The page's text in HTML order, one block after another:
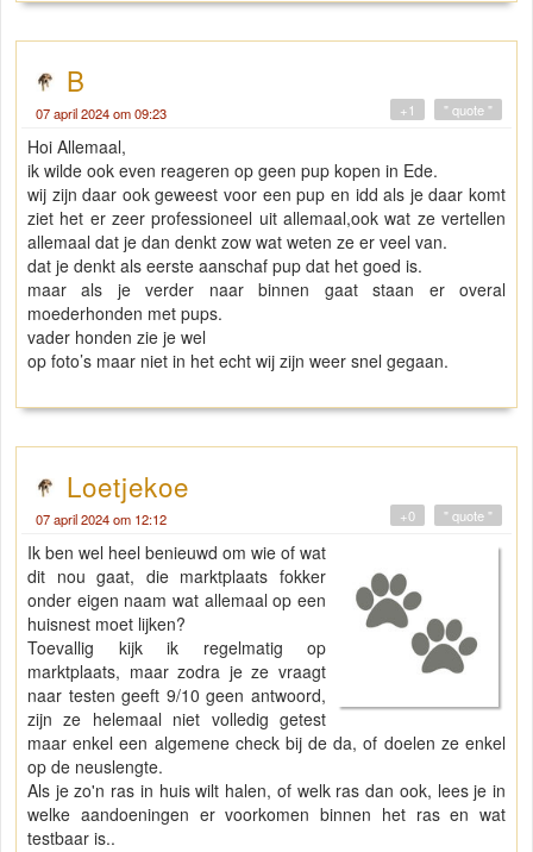
B
07 april 2024 om 09:23 " quote "
+1
Hoi Allemaal,
ik wilde ook even reageren op geen pup kopen in Ede.
wij zijn daar ook geweest voor een pup en idd als je daar komt
ziet het er zeer professioneel uit allemaal,ook wat ze vertellen
allemaal dat je dan denkt zow wat weten ze er veel van.
dat je denkt als eerste aanschaf pup dat het goed is.
maar als je verder naar binnen gaat staan er overal
moederhonden met pups.
vader honden zie je wel
op foto’s maar niet in het echt wij zijn weer snel gegaan.
Loetjekoe
07 april 2024 om 12:12 " quote "
+0
Ik ben wel heel benieuwd om wie of wat
dit nou gaat, die marktplaats fokker
onder eigen naam wat allemaal op een
huisnest moet lijken?
Toevallig kijk ik regelmatig op
marktplaats, maar zodra je ze vraagt
naar testen geeft 9/10 geen antwoord,
zijn ze helemaal niet volledig getest
maar enkel een algemene check bij de da, of doelen ze enkel
op de neuslengte.
Als je zo'n ras in huis wilt halen, of welk ras dan ook, lees je in
welke aandoeningen er voorkomen binnen het ras en wat
testbaar is..